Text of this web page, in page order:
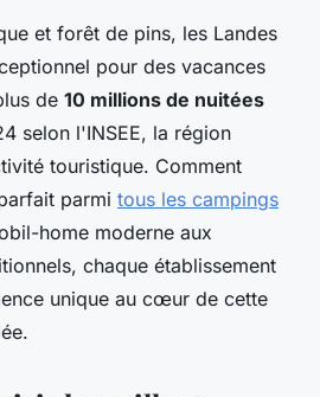
et forêt de pins, les Landes
pour des vacances
de 10 millions de nuitées
selon l'INSEE, la région
touristique. Comment
parmi tous les campings
home moderne aux
chaque établissement
unique au cœur de cette